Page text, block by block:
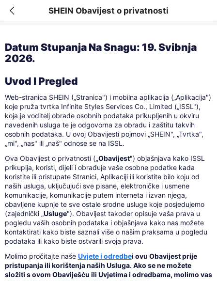
SHEIN Obavijest o privatnosti
Datum Stupanja Na Snagu: 19. Svibnja
2026.
Uvod I Pregled
Web-stranica SHEIN („Stranica") i mobilna aplikacija („Aplikacija")
koje pruža tvrtka Infinite Styles Services Co., Limited („ISSL"),
koja je voditelj obrade osobnih podataka prikupljenih u okviru
navedenih usluga te je odgovorna za obradu i zaštitu takvih
osobnih podataka. U ovoj Obavijesti pojmovi „SHEIN", „Tvrtka",
„mi", „nas" ili „naš" odnose se na ISSL.
Ova Obavijest o privatnosti („Obavijest") objašnjava kako ISSL
prikuplja, koristi, dijeli i obrađuje vaše osobne podatke kada
koristite ili pristupate Stranici, Aplikaciji ili koristite bilo koju od
naših usluga, uključujući sve pisane, elektroničke i usmene
komunikacije, komunikacije putem interneta i izvan njega,
obavljene kupnje te sve ostale srodne usluge koje posjedujemo
(zajednički „Usluge"). Obavijest također opisuje vaša prava u
pogledu vaših osobnih podataka i objašnjava kako nas možete
kontaktirati kako biste saznali više o našim praksama u pogledu
podataka ili kako biste ostvarili svoja prava.
Molimo pročitajte naše Uvjete i odredbei ovu Obavijest prije
pristupanja ili korištenja naših Usluga. Ako se ne možete
složiti s ovom Obaviješću ili Uvjetima i odredbama, molimo vas